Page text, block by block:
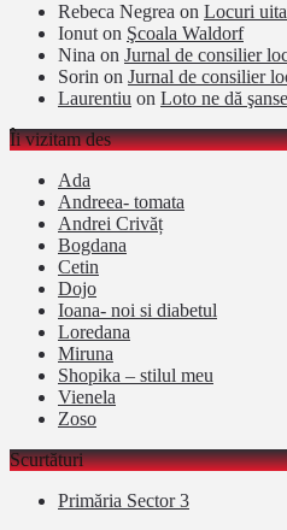
Rebeca Negrea on Locuri
Ionut on Şcoala Waldorf
Nina on Jurnal de consilier
Sorin on Jurnal de consilier
Laurentiu on Loto ne dă şanse
Îi vizitam des
Ada
Andreea- tomata
Andrei Crivăț
Bogdana
Cetin
Dojo
Ioana- noi si diabetul
Loredana
Miruna
Shopika – stilul meu
Vienela
Zoso
Scurtături
Primăria Sector 3